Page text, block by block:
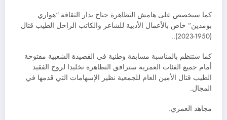
كما سيخصص على هامش التظاهرة جناح بدار الثقافة “هواري
بومدين” خاص بالأعمال الأدبية للشاعر والكاتب الراحل الطيب قتال
(1950-2023)..
كما ستنظم بالمناسبة مسابقة وطنية في القصيدة الشعبية مفتوحة
أمام جميع الفئات العمرية سترافق التظاهرة تخليدا لروح الفقيد
الطيب قتال الأمين العام للجمعية نظير الإسهامات التي قدمها في
المجال.
مجاهد العمري.